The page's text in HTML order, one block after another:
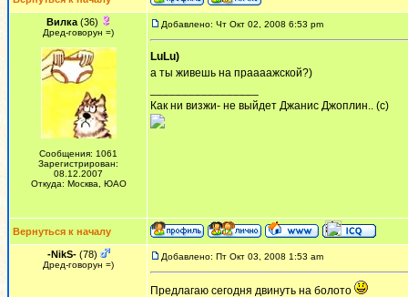
Вилка(36)
Дред-говорун =)
Сообщения: 1061
Зарегистрирован:
08.12.2007
Откуда: Москва, ЮАО
Добавлено: Чт Окт 02, 2008 6:53 pm
LuLu)
а ты живешь на праааажской?)
Как ни визжи- не выйдет Джанис Джоплин.. (с)
Вернуться к началу
-NikS-(78)
Дред-говорун =)
Добавлено: Пт Окт 03, 2008 1:53 am
Предлагаю сегодня двинуть на болото